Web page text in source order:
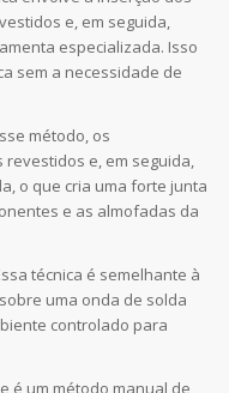
e, em seguida,
especializada. Isso
sem a necessidade de
método, os
e, em seguida,
o que cria uma forte junta
e as almofadas da
técnica é semelhante à
uma onda de solda
controlado para
é um método manual de